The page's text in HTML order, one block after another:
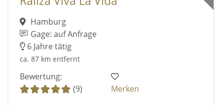
Hamburg
Gage: auf Anfrage
6 Jahre tätig
ca. 87 km entfernt
Bewertung:
(9)
Merken